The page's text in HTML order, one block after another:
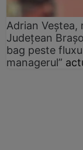
Adrian Veștea,
Județean
bag peste
managerul”